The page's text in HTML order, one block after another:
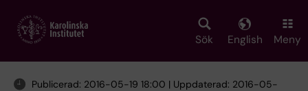
main
Sök English Meny
Publicerad: 2016-05-19 18:00 | Uppdaterad: 2016-05-